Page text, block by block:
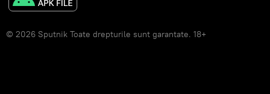
© 2026 Sputnik Toate drepturile sunt garantate. 18+